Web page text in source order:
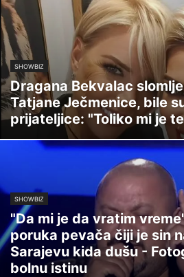
SHOWBIZ
Dragana Bekvalac
Tatjane Ječmenice, bile
prijateljice: "Toliko mi je
SHOWBIZ
"Da mi je da vratim
poruka pevača čiji je sin
Sarajevu kida dušu -
bolnu istinu